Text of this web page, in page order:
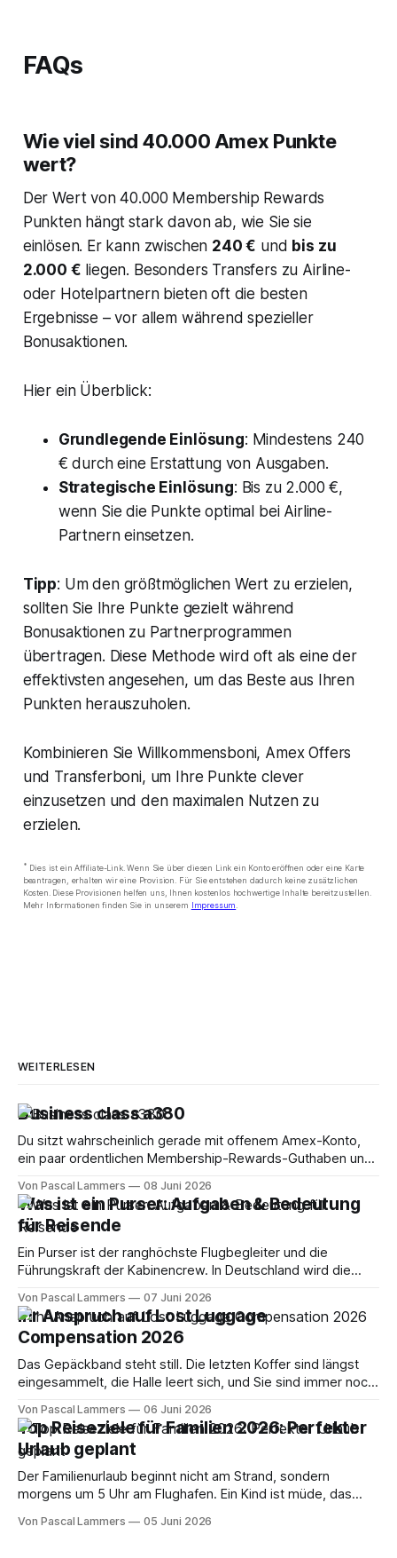
FAQs
Wie viel sind 40.000 Amex Punkte
wert?
Der Wert von 40.000 Membership Rewards
Punkten hängt stark davon ab, wie Sie sie
einlösen. Er kann zwischen 240 € und bis zu
2.000 € liegen. Besonders Transfers zu Airline-
oder Hotelpartnern bieten oft die besten
Ergebnisse – vor allem während spezieller
Bonusaktionen.
Hier ein Überblick:
Grundlegende Einlösung: Mindestens 240
€ durch eine Erstattung von Ausgaben.
Strategische Einlösung: Bis zu 2.000 €,
wenn Sie die Punkte optimal bei Airline-
Partnern einsetzen.
Tipp: Um den größtmöglichen Wert zu erzielen,
sollten Sie Ihre Punkte gezielt während
Bonusaktionen zu Partnerprogrammen
übertragen. Diese Methode wird oft als eine der
effektivsten angesehen, um das Beste aus Ihren
Punkten herauszuholen.
Kombinieren Sie Willkommensboni, Amex Offers
und Transferboni, um Ihre Punkte clever
einzusetzen und den maximalen Nutzen zu
erzielen.
* Dies ist ein Affiliate-Link. Wenn Sie über diesen Link ein Konto eröffnen oder eine Karte
beantragen, erhalten wir eine Provision. Für Sie entstehen dadurch keine zusätzlichen
Kosten. Diese Provisionen helfen uns, Ihnen kostenlos hochwertige Inhalte bereitzustellen.
Mehr Informationen finden Sie in unserem
Impressum.
WEITERLESEN
Business class a380
Du sitzt wahrscheinlich gerade mit offenem Amex-Konto,
ein paar ordentlichen Membership-Rewards-Guthaben und
ich endlich in die Business Class im A380, ohne blind Punkte
zu verbrennen? Genau da trennt sich Träumerei von
Strategie. Viele Artikel erzählen dir, wie schön
Von Pascal Lammers 08 Juni 2026
Was ist ein Purser: Aufgaben & Bedeutung
für Reisende
Ein Purser ist der ranghöchste Flugbegleiter und die
Führungskraft der Kabinencrew. In Deutschland wird die
bezeichnet, und das Gehalt liegt je nach Airline und
Erfahrung oft bei 3.000 bis 4.000 Euro brutto im Monat, bei
Lufthansa für einen Purser 2 sogar
Von Pascal Lammers 07 Juni 2026
Ihr Anspruch auf Lost Luggage
Compensation 2026
Das Gepäckband steht still. Die letzten Koffer sind längst
eingesammelt, die Halle leert sich, und Sie sind immer noch
unangenehmen Gedanken im Kopf: Nicht schon wieder.
Genau in diesem Moment verlieren viele Reisende Zeit mit
den falschen Fragen. Ist der Koffer wirklich weg?
Von Pascal Lammers 06 Juni 2026
Top Reiseziele für Familien 2026: Perfekter
Urlaub geplant
Der Familienurlaub beginnt nicht am Strand, sondern
morgens um 5 Uhr am Flughafen. Ein Kind ist müde, das
entscheidet sich, ob die Reise entspannt läuft oder in
Von Pascal Lammers 05 Juni 2026